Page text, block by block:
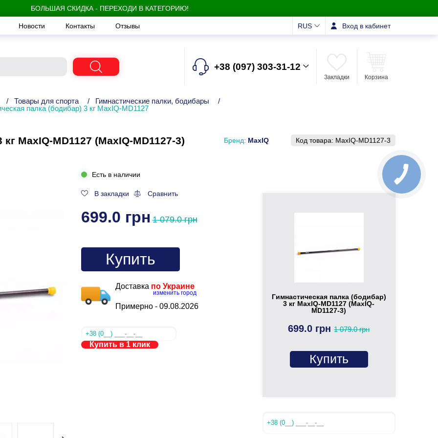
БОЛЬШАЯ СКИДКА - ПЕРЕХОДИ В КАТЕГОРИЮ!
Новости Контакты Отзывы RUS Вход в кабинет
+38 (097) 303-31-12
Закладки Корзина
/ Товары для спорта / Гимнастические палки, бодибары
/
палка (бодибар) 3 кг MaxIQ-MD1127
MaxIQ-MD1127 (MaxIQ-MD1127-3) Бренд: MaxIQ Код товара: MaxIQ-MD1127-3
Есть в наличии
В закладки Сравнить
699.0 грн 1 079.0 грн
Купить
Доставка по Украине
изменить город
Примерно - 09.08.2026
Купить в 1 клик
Гимнастическая палка (бодибар)
3 кг MaxIQ-MD1127 (MaxIQ-
MD1127-3)
699.0 грн1 079.0 грн
Купить